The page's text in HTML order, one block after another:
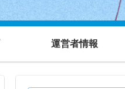
運営者情報